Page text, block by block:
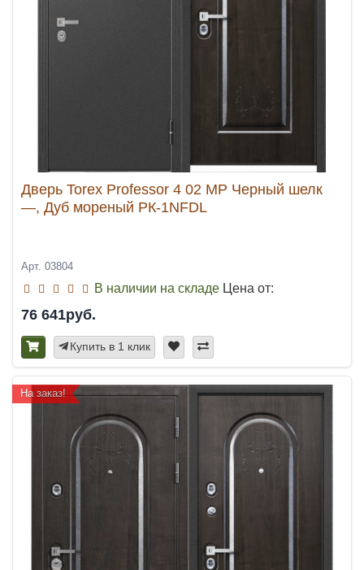
Дверь Torex Professor 4 02 MP Черный шелк
—, Дуб мореный РК-1NFDL
Арт. 03804
В наличии на складе Цена от:
76 641руб.
Купить в 1 клик
На заказ!